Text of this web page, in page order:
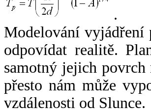
.
Modelování vyjádření
odpovídat realitě.
samotný jejich
přesto nám může
vzdálenosti od Slunce.